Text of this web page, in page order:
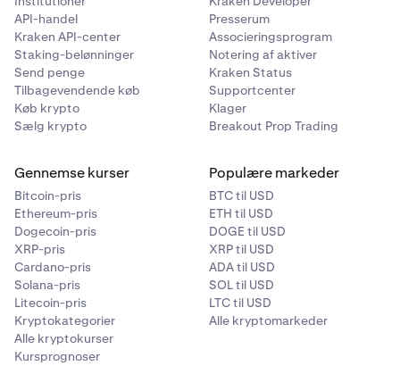
API-handel
Kraken API-center
Staking-belønninger
Send penge
Tilbagevendende køb
Køb krypto
Sælg krypto
Presserum
Associeringsprogram
Notering af aktiver
Kraken Status
Supportcenter
Klager
Breakout Prop Trading
Gennemse kurser
Bitcoin-pris
Ethereum-pris
Dogecoin-pris
XRP-pris
Cardano-pris
Solana-pris
Litecoin-pris
Kryptokategorier
Alle kryptokurser
Kursprognoser
Populære markeder
BTC til USD
ETH til USD
DOGE til USD
XRP til USD
ADA til USD
SOL til USD
LTC til USD
Alle kryptomarkeder